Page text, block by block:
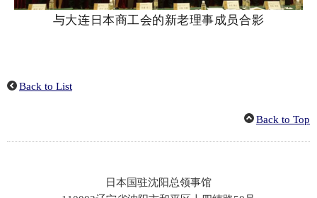
与大连日本商工会的新老理事成员合影
Back to List
Back to Top
日本国驻沈阳总领事馆